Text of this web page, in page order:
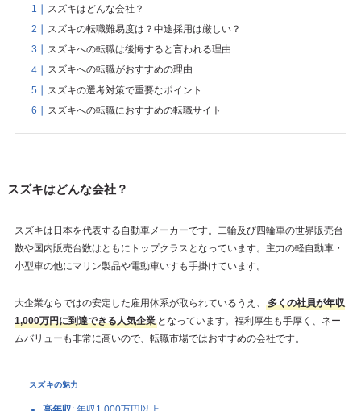
スズキはどんな会社？
スズキの転職難易度は？中途採用は厳しい？
スズキへの転職は後悔すると言われる理由
スズキへの転職がおすすめの理由
スズキの選考対策で重要なポイント
スズキへの転職におすすめの転職サイト
スズキはどんな会社？
スズキは日本を代表する自動車メーカーです。二輪及び四輪車の世界販売台
数や国内販売台数はともにトップクラスとなっています。主力の軽自動車・
小型車の他にマリン製品や電動車いすも手掛けています。
大企業ならではの安定した雇用体系が取られているうえ、
多くの社員が年収
1,000万円に到達できる人気企業となっています。福利厚生も手厚く、ネー
ムバリューも非常に高いので、転職市場ではおすすめの会社です。
スズキの魅力